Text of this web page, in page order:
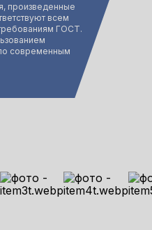
произведенные
всем
ГОСТ.
современным